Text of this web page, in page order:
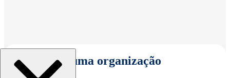
Selecionar uma organização